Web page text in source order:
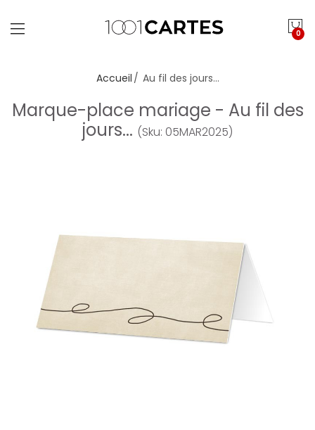
0
Accueil Au fil des jours...
Marque-place mariage - Au fil des
jours... (Sku: 05MAR2025)